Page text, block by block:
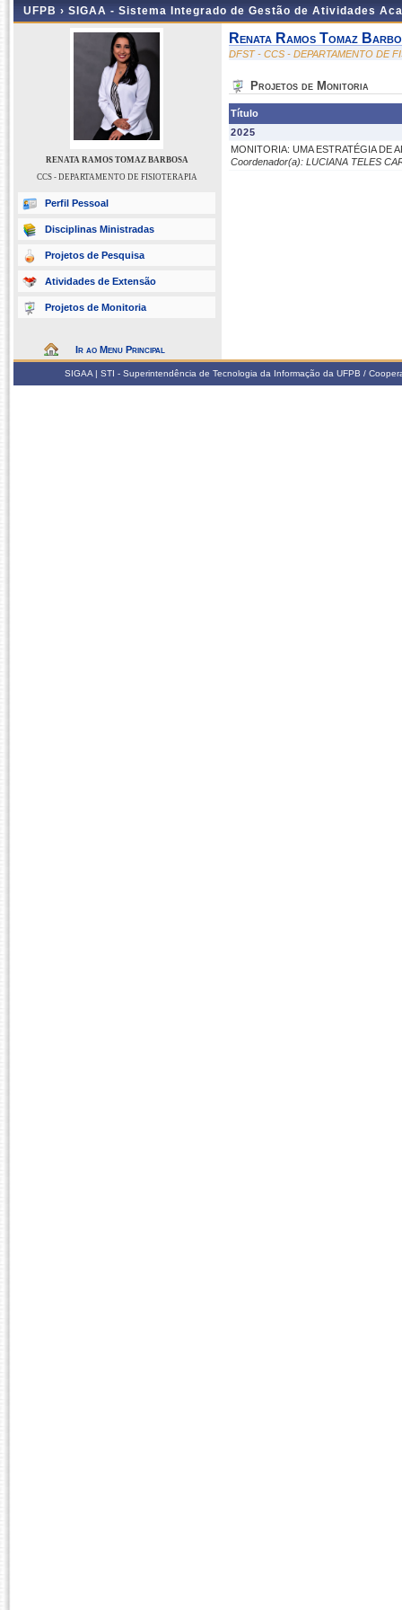
UFPB › SIGAA - Sistema Integrado de Gestão de Atividades
RENATA RAMOS TOMAZ BARBOSA
CCS - DEPARTAMENTO DE FISIOTERAPIA
Perfil Pessoal
Disciplinas Ministradas
Projetos de Pesquisa
Atividades de Extensão
Projetos de Monitoria
Ir ao Menu Principal
Renata Ramos Tomaz
DFST - CCS - DEPARTAMENTO DE
Projetos de Monitoria
Título
2025
MONITORIA: UMA ESTRATÉGIA DE
Coordenador(a): LUCIANA TELES
SIGAA | STI - Superintendência de Tecnologia da Informação da UFPB /